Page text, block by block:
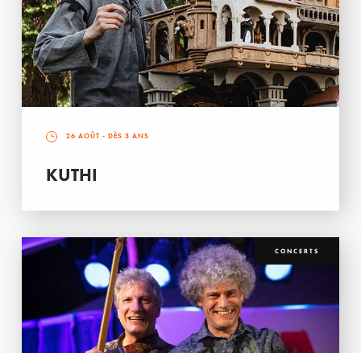
26 AOÛT - DÈS 3 ANS
KUTHI
CONCERTS